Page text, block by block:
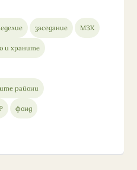
заседание МЗХ
и храните
райони
фонд